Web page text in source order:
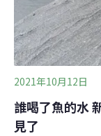
流心的右側岸緣
島鯻們穿梭巷弄
著最邊邊走，路
禿頭鯊和枝牙鰕
2021年10月12日
誰喝了魚的水
見了